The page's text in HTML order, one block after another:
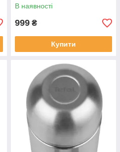
В наявності
999 ₴
Купити